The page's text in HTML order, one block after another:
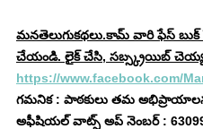
మనతెలుగుకథలు.కామ్ వారి ఫేస్ బుక్
చేయండి. లైక్ చేసి, సబ్స్క్రయిబ్
https://www.facebook.com/
గమనిక : పాఠకులు తమ
అఫీషియల్ వాట్స్ అప్ నెంబర్ : 63099